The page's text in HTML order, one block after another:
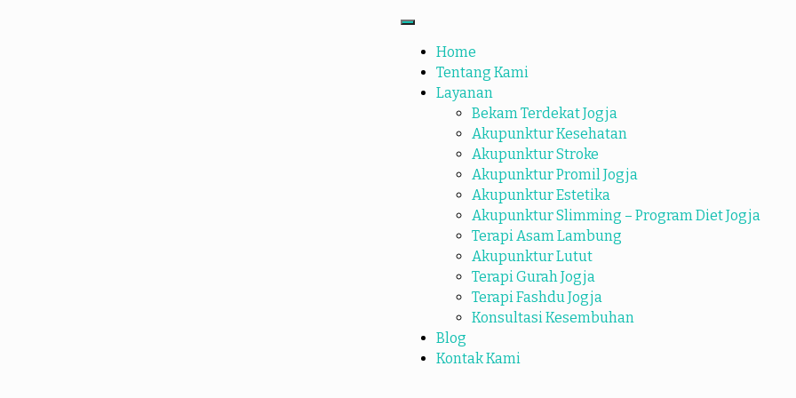
Home
Tentang Kami
Layanan
Bekam Terdekat Jogja
Akupunktur Kesehatan
Akupunktur Stroke
Akupunktur Promil Jogja
Akupunktur Estetika
Akupunktur Slimming – Program Diet Jogja
Terapi Asam Lambung
Akupunktur Lutut
Terapi Gurah Jogja
Terapi Fashdu Jogja
Konsultasi Kesembuhan
Blog
Kontak Kami